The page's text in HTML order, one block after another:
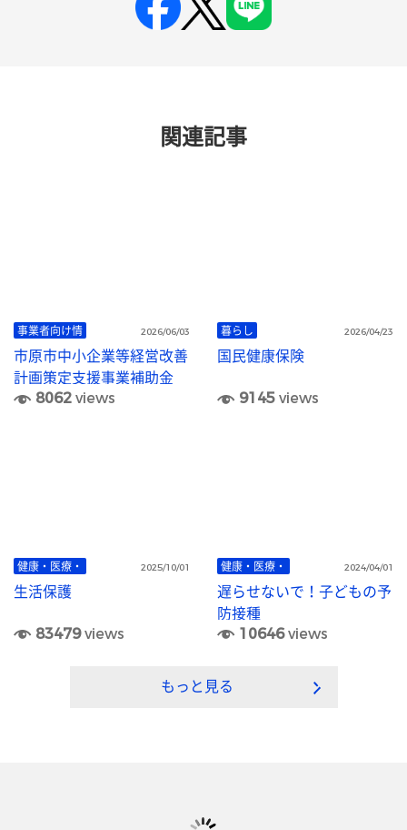
関連記事
事業者向け情 2026/06/03
市原市中小企業等経営改善
計画策定支援事業補助金
8062views
暮らし 2026/04/23
国民健康保険
9145views
健康・医療・ 2025/10/01
生活保護
83479views
健康・医療・ 2024/04/01
遅らせないで！子どもの予
防接種
10646views
もっと見る